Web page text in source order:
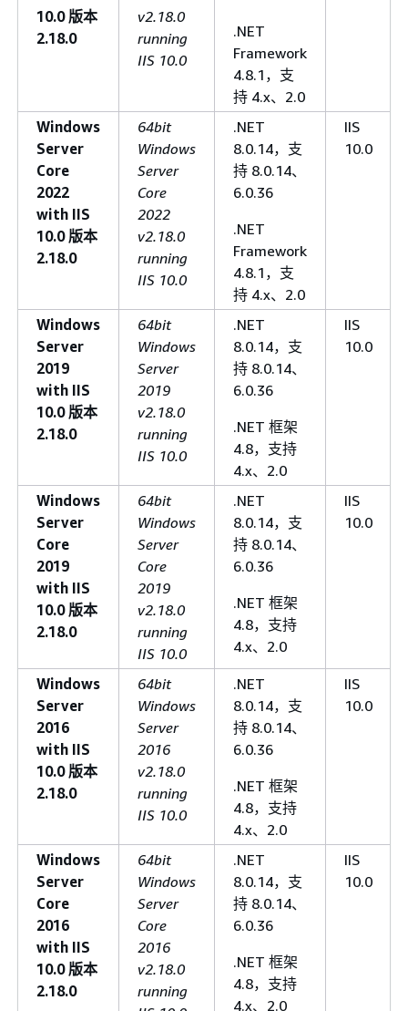
10.0 版本
2.18.0
v2.18.0
running
IIS 10.0
.NET
Framework
4.8.1，支
持 4.x、2.0
Windows
Server
Core
2022
with IIS
10.0 版本
2.18.0
64bit
Windows
Server
Core
2022
v2.18.0
running
IIS 10.0
.NET
8.0.14，支
持 8.0.14、
6.0.36
.NET
Framework
4.8.1，支
持 4.x、2.0
IIS
10.0
Windows
Server
2019
with IIS
10.0 版本
2.18.0
64bit
Windows
Server
2019
v2.18.0
running
IIS 10.0
.NET
8.0.14，支
持 8.0.14、
6.0.36
.NET 框架
4.8，支持
4.x、2.0
IIS
10.0
Windows
Server
Core
2019
with IIS
10.0 版本
2.18.0
64bit
Windows
Server
Core
2019
v2.18.0
running
IIS 10.0
.NET
8.0.14，支
持 8.0.14、
6.0.36
.NET 框架
4.8，支持
4.x、2.0
IIS
10.0
Windows
Server
2016
with IIS
10.0 版本
2.18.0
64bit
Windows
Server
2016
v2.18.0
running
IIS 10.0
.NET
8.0.14，支
持 8.0.14、
6.0.36
.NET 框架
4.8，支持
4.x、2.0
IIS
10.0
Windows
Server
Core
2016
with IIS
10.0 版本
2.18.0
64bit
Windows
Server
Core
2016
v2.18.0
running
.NET
8.0.14，支
持 8.0.14、
6.0.36
.NET 框架
4.8，支持
4.x、2.0
IIS
10.0